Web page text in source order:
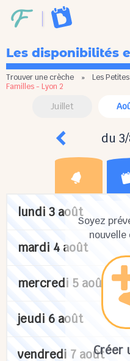
Les disponibilités
Trouver une crèche » Les
Familles - Lyon 2
Juillet
du
Soyez
Créer
lundi 3 août
mardi 4 août
mercredi 5 août
jeudi 6 août
vendredi 7 août